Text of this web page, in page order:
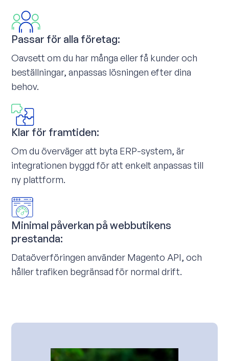
Passar för alla företag:
Oavsett om du har många eller få kunder och
beställningar, anpassas lösningen efter dina
behov.
Klar för framtiden:
Om du överväger att byta ERP-system, är
integrationen byggd för att enkelt anpassas till
ny plattform.
Minimal påverkan på webbutikens
prestanda:
Dataöverföringen använder Magento API, och
håller trafiken begränsad för normal drift.